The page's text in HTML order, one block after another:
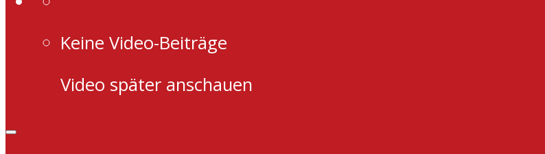
Keine Video-Beiträge
Video später anschauen